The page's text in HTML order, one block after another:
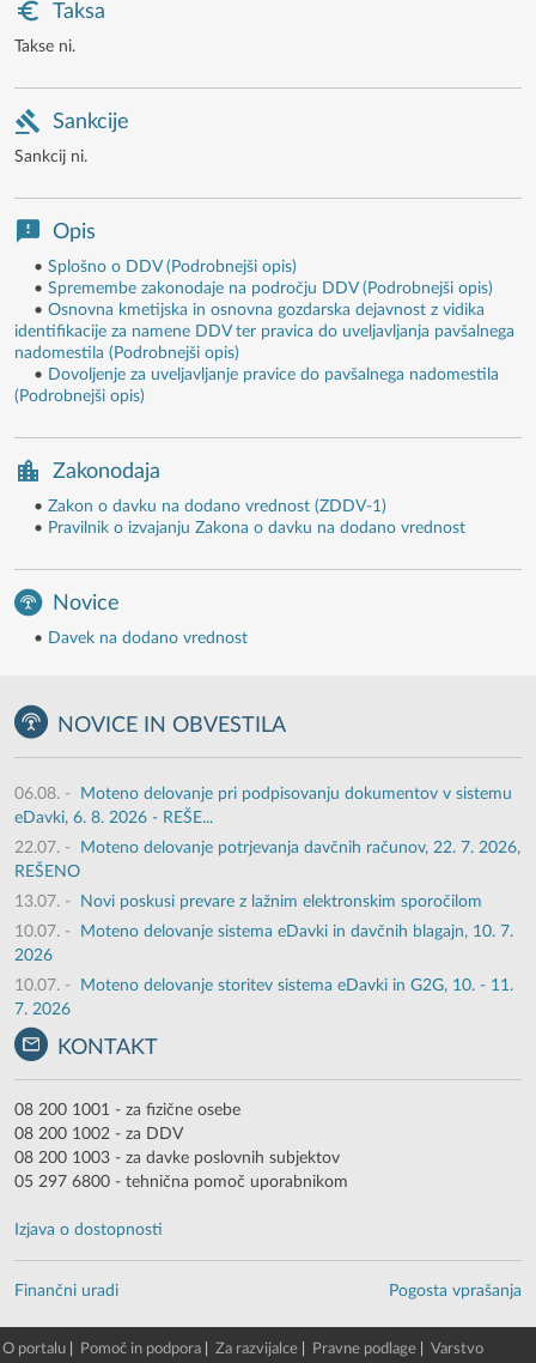
Taksa
Takse ni.
Sankcije
Sankcij ni.
Opis
• Splošno o DDV (Podrobnejši opis)
• Spremembe zakonodaje na področju DDV (Podrobnejši opis)
• Osnovna kmetijska in osnovna gozdarska dejavnost z vidika
identifikacije za namene DDV ter pravica do uveljavljanja pavšalnega
nadomestila (Podrobnejši opis)
• Dovoljenje za uveljavljanje pravice do pavšalnega nadomestila
(Podrobnejši opis)
Zakonodaja
• Zakon o davku na dodano vrednost (ZDDV-1)
• Pravilnik o izvajanju Zakona o davku na dodano vrednost
Novice
• Davek na dodano vrednost
NOVICE IN OBVESTILA
06.08. -
Moteno delovanje pri podpisovanju dokumentov v sistemu
eDavki, 6. 8. 2026 - REŠE...
22.07. -
Moteno delovanje potrjevanja davčnih računov, 22. 7. 2026,
REŠENO
13.07. -
Novi poskusi prevare z lažnim elektronskim sporočilom
10.07. -
Moteno delovanje sistema eDavki in davčnih blagajn, 10. 7.
2026
10.07. -
Moteno delovanje storitev sistema eDavki in G2G, 10. - 11.
7. 2026
KONTAKT
08 200 1001 - za fizične osebe
08 200 1002 - za DDV
08 200 1003 - za davke poslovnih subjektov
05 297 6800 - tehnična pomoč uporabnikom
Izjava o dostopnosti
Finančni uradi Pogosta vprašanja
O portalu Pomoč in podpora Za razvijalce Pravne podlage Varstvo